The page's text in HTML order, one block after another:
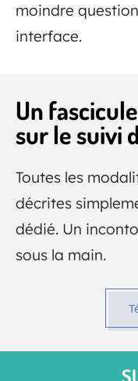
moindre
interface.
Un
sur le suivi
Toutes les
décrites
dédié. Un
sous la main.